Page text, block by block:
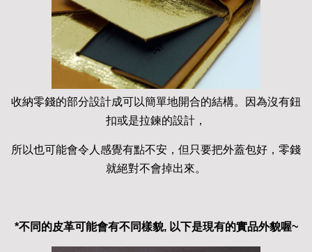
收納零錢的部分設計成可以簡單地開合的結構。因為沒有鈕
扣或是拉鍊的設計，
所以也可能會令人感覺有點不安，但只要把外蓋包好，零錢
就絕對不會掉出來。
*不同的皮革可能會有不同樣貌, 以下是現有的實品外貌喔~